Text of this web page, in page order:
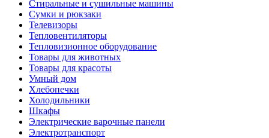
Стиральные и сушильные машины
Сумки и рюкзаки
Телевизоры
Тепловентиляторы
Тепловизионное оборудование
Товары для животных
Товары для красоты
Умный дом
Хлебопечки
Холодильники
Шкафы
Электрические варочные панели
Электротранспорт